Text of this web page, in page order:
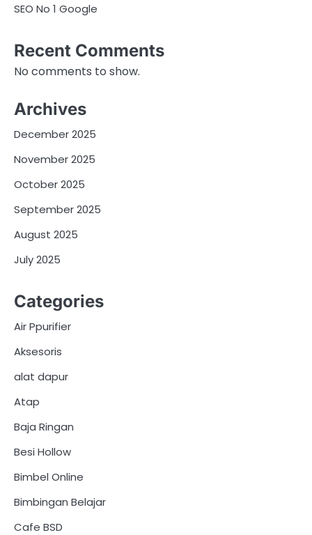
SEO No 1 Google
Recent Comments
No comments to show.
Archives
December 2025
November 2025
October 2025
September 2025
August 2025
July 2025
Categories
Air Ppurifier
Aksesoris
alat dapur
Atap
Baja Ringan
Besi Hollow
Bimbel Online
Bimbingan Belajar
Cafe BSD